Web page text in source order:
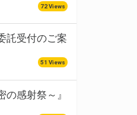
72 Views
託受付のご案
51 Views
の感射祭～』